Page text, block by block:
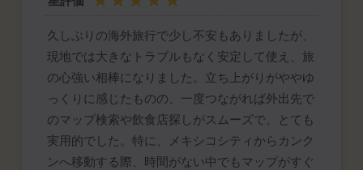
久しぶりの海外旅行で少し不安もありましたが、
現地では大きなトラブルもなく安定して使え、旅
の心強い相棒になりました。立ち上がりがややゆ
っくりに感じたものの、一度つながれば外出先で
のマップ検索や飲食店探しがスムーズで、とても
実用的でした。特に、メキシコシティからカンク
ンへ移動する際、時間がない中でもマップがすぐ